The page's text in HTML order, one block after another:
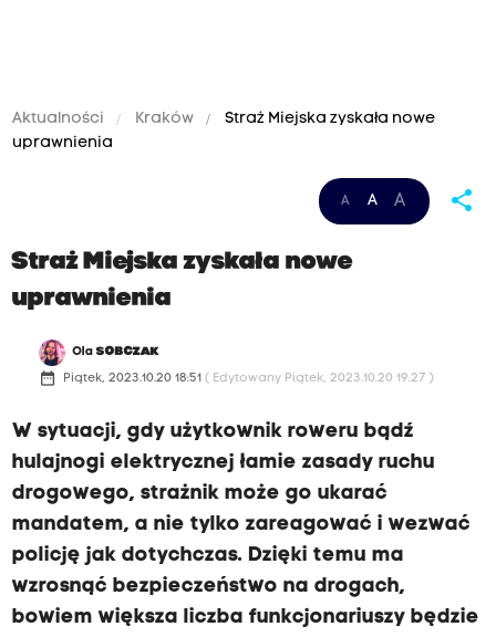
Aktualności Kraków
Straż Miejska zyskała nowe
uprawnienia
A A A share
Straż Miejska zyskała nowe
uprawnienia
OlaSOBCZAK
date_range Piątek, 2023.10.20 18:51 ( Edytowany Piątek, 2023.10.20 19:27 )
W sytuacji, gdy użytkownik roweru bądź
hulajnogi elektrycznej łamie zasady ruchu
drogowego, strażnik może go ukarać
mandatem, a nie tylko zareagować i wezwać
policję jak dotychczas. Dzięki temu ma
wzrosnąć bezpieczeństwo na drogach,
bowiem większa liczba funkcjonariuszy będzie